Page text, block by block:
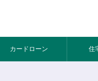
カードローン 住